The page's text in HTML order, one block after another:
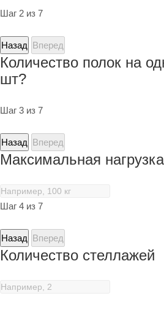
Шаг 2 из 7
Назад Вперед
Количество полок на
шт?
Шаг 3 из 7
Назад Вперед
Максимальная
Шаг 4 из 7
Назад Вперед
Количество стеллажей